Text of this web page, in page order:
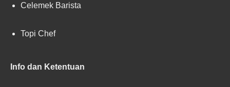
Celemek Barista
Topi Chef
Info dan Ketentuan